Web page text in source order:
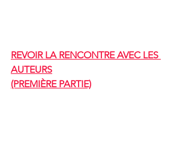
REVOIR LA RENCONTRE AVEC LES
AUTEURS
(PREMIÈRE PARTIE)